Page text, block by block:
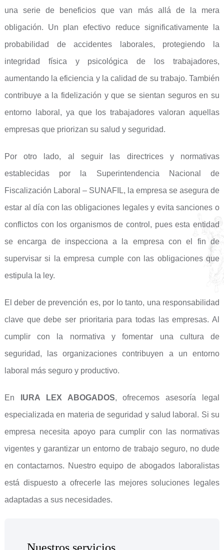
una serie de beneficios que van más allá de la mera
obligación. Un plan efectivo reduce significativamente la
probabilidad de accidentes laborales, protegiendo la
integridad física y psicológica de los trabajadores,
aumentando la eficiencia y la calidad de su trabajo. También
contribuye a la fidelización y que se sientan seguros en su
entorno laboral, ya que los trabajadores valoran aquellas
empresas que priorizan su salud y seguridad.
Por otro lado, al seguir las directrices y normativas
establecidas por la Superintendencia Nacional de
Fiscalización Laboral – SUNAFIL, la empresa se asegura de
estar al día con las obligaciones legales y evita sanciones o
conflictos con los organismos de control, pues esta entidad
se encarga de inspecciona a la empresa con el fin de
supervisar si la empresa cumple con las obligaciones que
estipula la ley.
El deber de prevención es, por lo tanto, una responsabilidad
clave que debe ser prioritaria para todas las empresas. Al
cumplir con la normativa y fomentar una cultura de
seguridad, las organizaciones contribuyen a un entorno
laboral más seguro y productivo.
En IURA LEX ABOGADOS, ofrecemos asesoría legal
especializada en materia de seguridad y salud laboral. Si su
empresa necesita apoyo para cumplir con las normativas
vigentes y garantizar un entorno de trabajo seguro, no dude
en contactarnos. Nuestro equipo de abogados laboralistas
está dispuesto a ofrecerle las mejores soluciones legales
adaptadas a sus necesidades.